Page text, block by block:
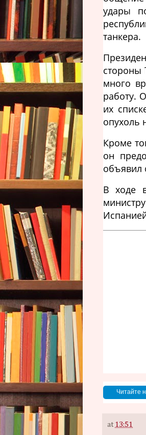
удары
танкера.
стороны
много
работу.
их
опухоль
Кроме
он
объявил
В ходе
Читайте
at 13:51